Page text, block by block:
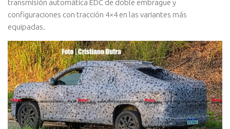
transmisión automática EDC de doble embrague y
configuraciones con tracción 4×4 en las variantes más
equipadas.